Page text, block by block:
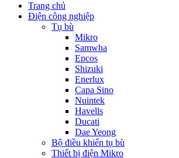
Trang chủ
Điện công nghiệp
Tụ bù
Mikro
Samwha
Epcos
Shizuki
Enerlux
Capa Sino
Nuintek
Havells
Ducati
Dae Yeong
Bộ điều khiển tụ bù
Thiết bị điện Mikro